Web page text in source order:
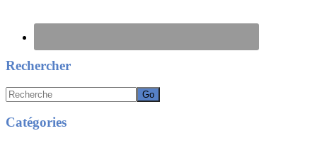
Rechercher
Recherche
Catégories